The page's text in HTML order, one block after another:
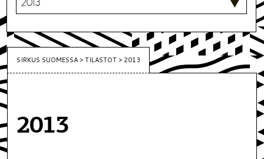
SIRKUS SUOMESSA >TILASTOT > 2013
2013